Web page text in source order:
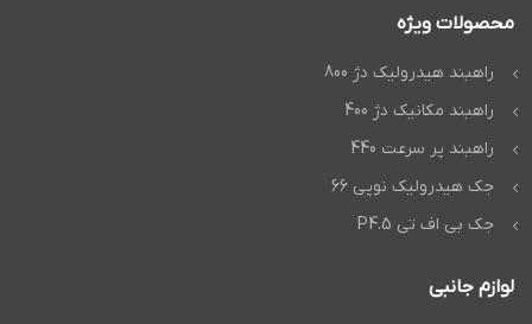
محصولات ویژه
راهبند هیدرولیک دژ 800
راهبند مکانیک دژ 400
راهبند پر سرعت 440
جک هیدرولیک نوپی 66
جک بی اف تی P4.5
لوازم جانبی